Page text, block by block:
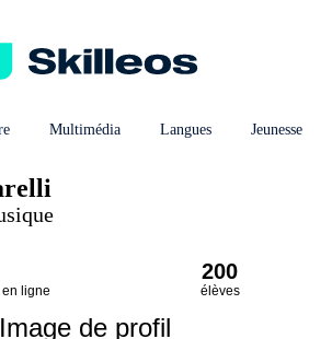
Multimédia Langues Jeunesse
ligne
200
élèves